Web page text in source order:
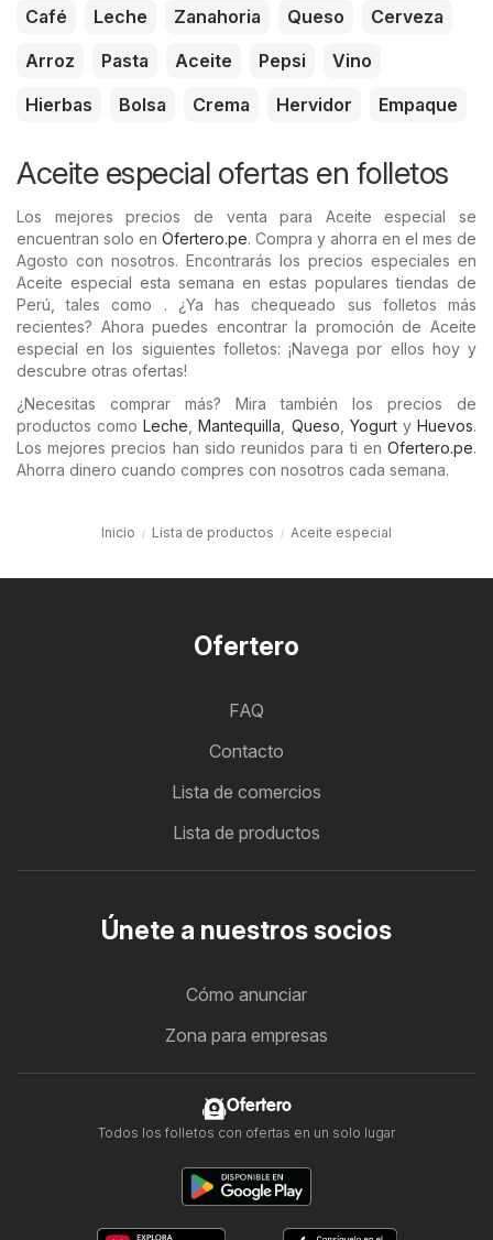
Café Leche Zanahoria Queso
Cerveza
Arroz
Pasta Aceite Pepsi
Vino
Hierbas
Bolsa Crema Hervidor Empaque
Aceite especial ofertas en folletos
Los mejores precios de venta para Aceite especial se
encuentran solo en Ofertero.pe. Compra y ahorra en el mes de
Agosto con nosotros. Encontrarás los precios especiales en
Aceite especial esta semana en estas populares tiendas de
Perú, tales como . ¿Ya has chequeado sus folletos más
recientes? Ahora puedes encontrar la promoción de Aceite
especial en los siguientes folletos: ¡Navega por ellos hoy y
descubre otras ofertas!
¿Necesitas comprar más? Mira también los precios de
productos comoLeche ,Mantequilla Queso YogurtyHuevos.
Los mejores precios han sido reunidos para ti en Ofertero.pe.
Ahorra dinero cuando compres con nosotros cada semana.
Inicio Lista de productos Aceite especial
Ofertero
FAQ
Contacto
Lista de comercios
Lista de productos
Únete a nuestros socios
Cómo anunciar
Zona para empresas
Ofertero
Todos los folletos con ofertas en un solo lugar